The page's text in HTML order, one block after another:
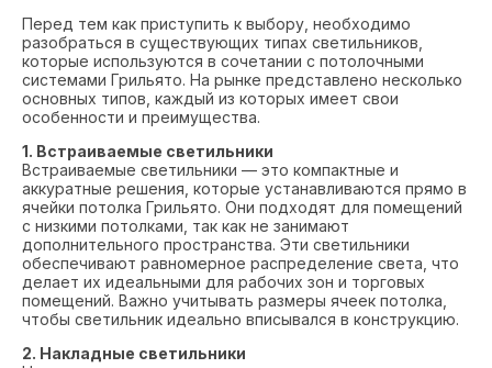
Перед тем как приступить к выбору, необходимо
разобраться в существующих типах светильников,
которые используются в сочетании с потолочными
системами Грильято. На рынке представлено несколько
основных типов, каждый из которых имеет свои
особенности и преимущества.
1. Встраиваемые светильники
Встраиваемые светильники — это компактные и
аккуратные решения, которые устанавливаются прямо в
ячейки потолка Грильято. Они подходят для помещений
с низкими потолками, так как не занимают
дополнительного пространства. Эти светильники
обеспечивают равномерное распределение света, что
делает их идеальными для рабочих зон и торговых
помещений. Важно учитывать размеры ячеек потолка,
чтобы светильник идеально вписывался в конструкцию.
2. Накладные светильники